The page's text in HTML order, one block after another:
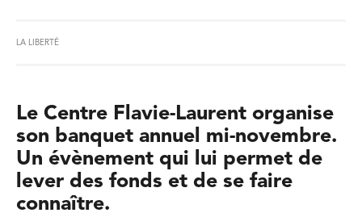
LA LIBERTÉ
Le Centre Flavie-Laurent organise
son banquet annuel mi-novembre.
Un évènement qui lui permet de
lever des fonds et de se faire
connaître.